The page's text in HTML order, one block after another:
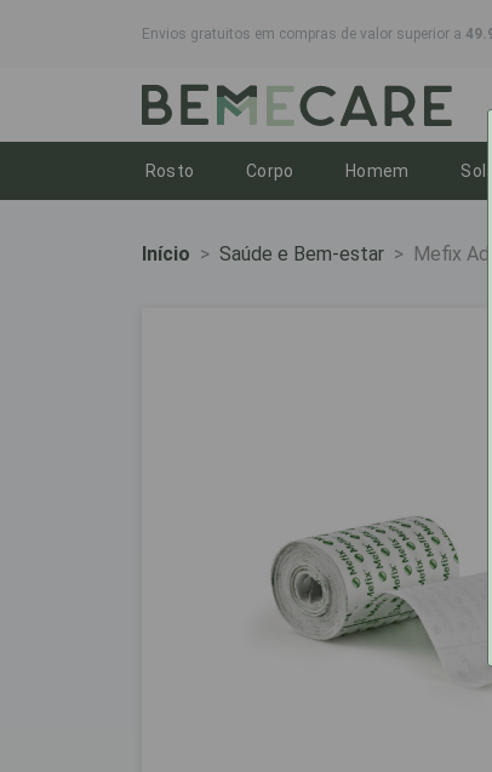
Envios gratuitos em compras de valor superior a
Rosto Toggle dropdown
Corpo Toggle dropdown
Homem Toggle
Início Saúde e Bem-estar Mefix